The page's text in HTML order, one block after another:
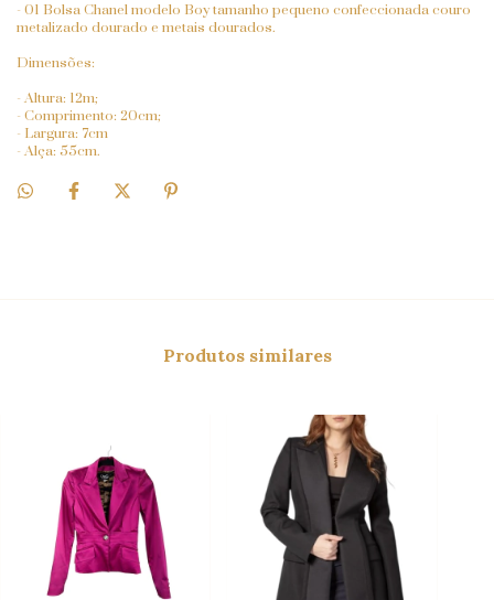
- 01 Bolsa Chanel modelo Boy tamanho pequeno confeccionada couro
metalizado dourado e metais dourados.
Dimensões:
- Altura: 12m;
- Comprimento: 20cm;
- Largura: 7cm
- Alça: 55cm.
Produtos similares